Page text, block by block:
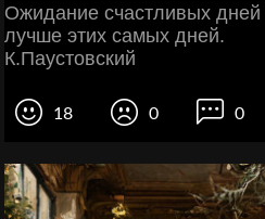
Ожидание счастливых дней
лучше этих самых дней.
К.Паустовский
18 0 0